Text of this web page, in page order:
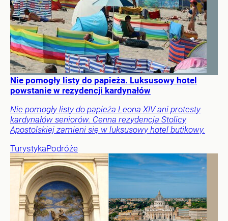
Nie pomogły listy do papieża. Luksusowy hotel
powstanie w rezydencji kardynałów
Nie pomogły listy do papieża Leona XIV ani protesty
kardynałów seniorów. Cenna rezydencja Stolicy
Apostolskiej zamieni się w luksusowy hotel butikowy.
TurystykaPodróże